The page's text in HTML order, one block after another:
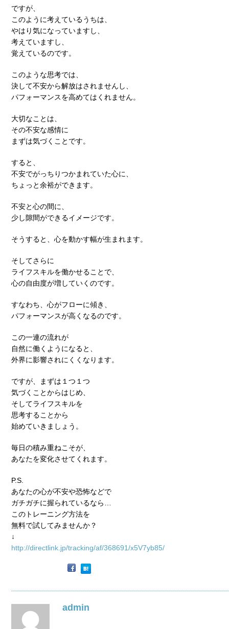
ですが、
このように考えているうちは、
やはり気になっていますし、
考えていますし、
覚えているのです。
このような思考では、
決して不安から解放はされませんし、
パフォーマンスを高めてはくれません。
大切なことは、
その不安な感情に
まずは気づくことです。
すると、
不安でがっちりつかまれていた心に、
ちょっと余裕ができます。
不安と心の間に、
少し隙間ができるイメージです。
そうすると、心を動かす幅が生まれます。
そしてさらに
ライフスキルを働かせることで、
心の自由度が増していくのです。
すなわち、心がフローに傾き、
パフォーマンスが高くなるのです。
この一連の流れが
自然に働くようになると、
外界に影響されにくくなります。
ですが、まずは１つ１つ
気づくことからはじめ、
そしてライフスキルを
思考することから
始めていきましょう。
毎日の積み重ねこそが、
あなたを変化させてくれます。
P.S.
あなたの心が不安や恐怖などで
ガチガチに握られているなら…
このトレーニング方法を
無料で試してみませんか？
↓
http://directlink.jp/tracking/af/368691/x5V7yb85/
admin